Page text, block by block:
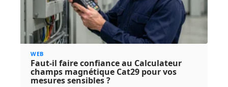
WEB
Faut-il faire confiance au Calculateur
champs magnétique Cat29 pour vos
mesures sensibles ?